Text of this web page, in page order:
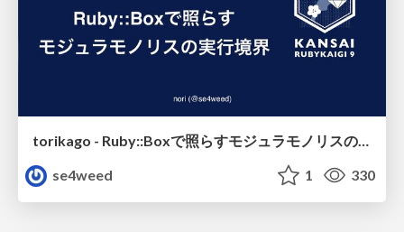
torikago - Ruby::Boxで照らすモジュラモノリスの実行境界
se4weed
1 330